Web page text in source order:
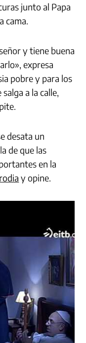
junto al Papa
cama.
y tiene buena
expresa
pobre y para los
a la calle,
desata un
de que las
en la
y opine.